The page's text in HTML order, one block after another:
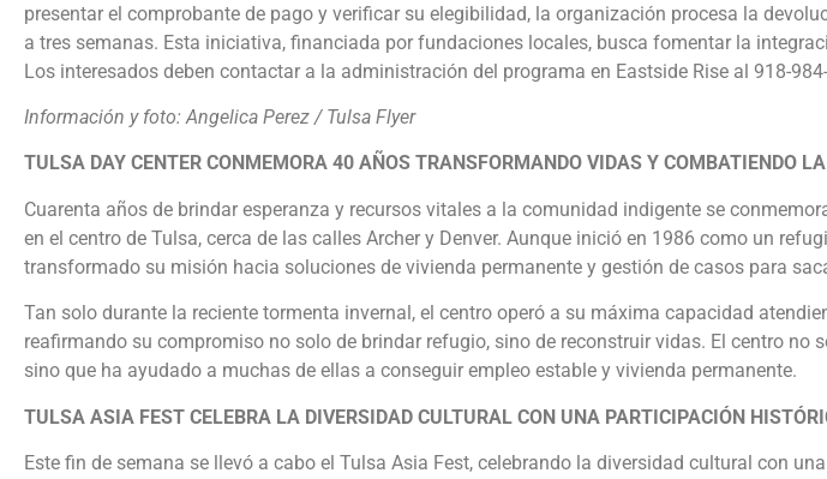
presentar el comprobante de pago y verificar su elegibilidad, la organización procesa la
a tres semanas. Esta iniciativa, financiada por fundaciones locales, busca fomentar la
Los interesados deben contactar a la administración del programa en Eastside Rise al 918-
Información y foto: Angelica Perez / Tulsa Flyer
TULSA DAY CENTER CONMEMORA 40 AÑOS TRANSFORMANDO VIDAS Y COMBATIENDO
Cuarenta años de brindar esperanza y recursos vitales a la comunidad indigente se
en el centro de Tulsa, cerca de las calles Archer y Denver. Aunque inició en 1986 como un
transformado su misión hacia soluciones de vivienda permanente y gestión de casos para
Tan solo durante la reciente tormenta invernal, el centro operó a su máxima capacidad
reafirmando su compromiso no solo de brindar refugio, sino de reconstruir vidas. El centro no
sino que ha ayudado a muchas de ellas a conseguir empleo estable y vivienda permanente.
TULSA ASIA FEST CELEBRA LA DIVERSIDAD CULTURAL CON UNA PARTICIPACIÓN
Este fin de semana se llevó a cabo el Tulsa Asia Fest, celebrando la diversidad cultural con